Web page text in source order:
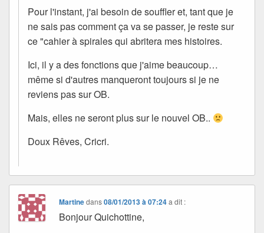
Pour l'instant, j'ai besoin de souffler et, tant que je
ne sais pas comment ça va se passer, je reste sur
ce "cahier à spirales qui abritera mes histoires.
Ici, il y a des fonctions que j'aime beaucoup…
même si d'autres manqueront toujours si je ne
reviens pas sur OB.
Mais, elles ne seront plus sur le nouvel OB..
Doux Rêves, Cricri.
Martinedans08/01/2013 à 07:24 a dit :
Bonjour Quichottine,